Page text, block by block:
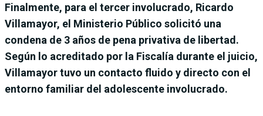
Finalmente, para el tercer involucrado, Ricardo
Villamayor, el Ministerio Público solicitó una
condena de 3 años de pena privativa de libertad.
Según lo acreditado por la Fiscalía durante el juicio,
Villamayor tuvo un contacto fluido y directo con el
entorno familiar del adolescente involucrado.